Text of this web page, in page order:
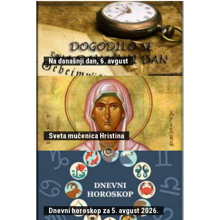
Na današnji dan, 6. avgust
Sveta mučenica Hristina
Dnevni horoskop za 5. avgust 2026.